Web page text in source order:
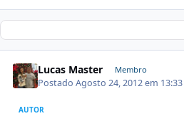
Lucas Master Membro
PostadoAgosto 24, 2012 em
AUTOR